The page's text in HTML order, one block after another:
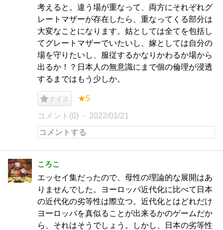
考えると。違う場が重なって、両方にそれぞれグ
レートマザーが存在したら、重なってくる部分は
大変なことになります。姑としては全てを包括し
てグレートマザーでいたいし、嫁としては自分の
場を守りたいし、服従するかなりかわるか場から
出るか！？日本人の無意識にまで個の倫理が浸透
するまではもう少しか。
ナイス ★5
コメント(0) 2022/01/21
ころこ
エッセイ集だったので、母性の理論的な展開はあ
りませんでした。ヨーロッパ近代化に比べて日本
の近代化の劣等性は際立つ。近代化とはどれだけ
ヨーロッパを真似ることが出来るかのゲームだか
ら、それはそうでしょう。しかし、日本の劣等性